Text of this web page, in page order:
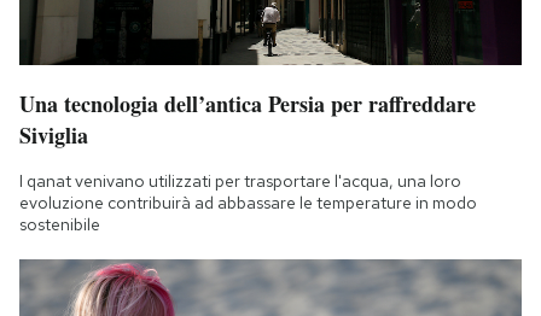
Una tecnologia dell’antica Persia per raffreddare
Siviglia
I qanat venivano utilizzati per trasportare l'acqua, una loro
evoluzione contribuirà ad abbassare le temperature in modo
sostenibile